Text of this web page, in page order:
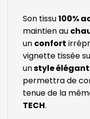
Son tissu100%
maintien au
un confort
vignette tissée
unstyle
permettra de
tenue de la
TECH.